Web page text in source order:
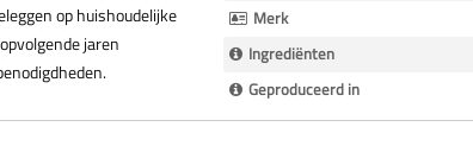
op huishoudelijke
jaren
Merk
Ingrediënten
Geproduceerd in